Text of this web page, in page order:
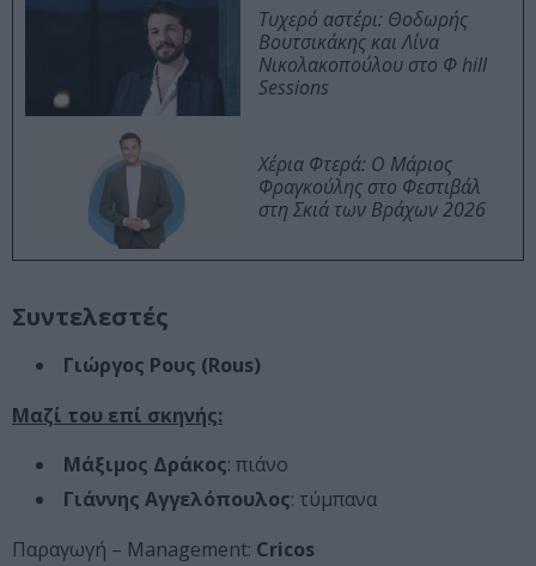
Τυχερό αστέρι: Θοδωρής
Βουτσικάκης και Λίνα
Νικολακοπούλου στο Φ hill
Sessions
Χέρια Φτερά: Ο Μάριος
Φραγκούλης στο Φεστιβάλ
στη Σκιά των Βράχων 2026
Συντελεστές
Γιώργος Ρους (Rous)
Μαζί του επί σκηνής:
Μάξιμος Δράκος: πιάνο
Γιάννης Αγγελόπουλος: τύμπανα
Παραγωγή – Management: Cricos